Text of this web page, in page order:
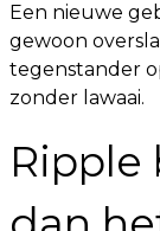
Een nieuwe
gewoon
tegenstander
zonder lawaai.